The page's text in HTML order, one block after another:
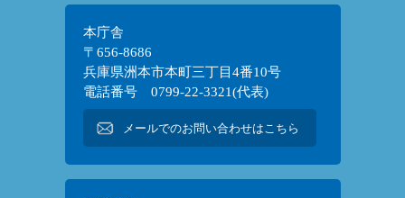
本庁舎
〒656-8686
兵庫県洲本市本町三丁目4番10号
電話番号 0799-22-3321(代表)
メールでのお問い合わせはこちら